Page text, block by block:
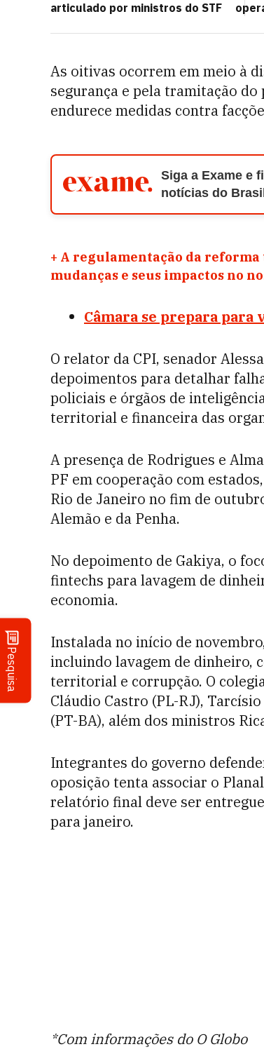
Pesquisa
articulado por ministros do STF
As oitivas ocorrem em meio à
segurança e pela tramitação
endurece medidas contra
Siga a Exame e
notícias do
+ A regulamentação da
mudanças e seus impactos no
Câmara se prepara
O relator da CPI, senador
depoimentos para detalhar
policiais e órgãos de
territorial e financeira das
A presença de Rodrigues e
PF em cooperação com
Rio de Janeiro no fim de
Alemão e da Penha.
No depoimento de Gakiya, o
fintechs para lavagem de
economia.
Instalada no início de
incluindo lavagem de dinheiro,
territorial e corrupção. O
Cláudio Castro (PL-RJ),
(PT-BA), além dos ministros
Integrantes do governo
oposição tenta associar o
relatório final deve ser
para janeiro.
*Com informações do O Globo